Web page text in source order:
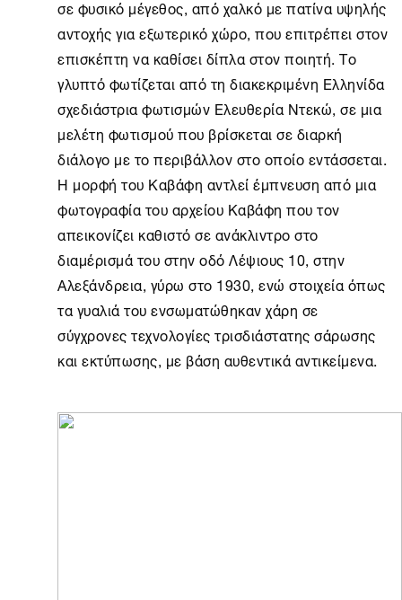
σε φυσικό μέγεθος, από χαλκό με πατίνα υψηλής
αντοχής για εξωτερικό χώρο, που επιτρέπει στον
επισκέπτη να καθίσει δίπλα στον ποιητή. Το
γλυπτό φωτίζεται από τη διακεκριμένη Ελληνίδα
σχεδιάστρια φωτισμών Ελευθερία Ντεκώ, σε μια
μελέτη φωτισμού που βρίσκεται σε διαρκή
διάλογο με το περιβάλλον στο οποίο εντάσσεται.
Η μορφή του Καβάφη αντλεί έμπνευση από μια
φωτογραφία του αρχείου Καβάφη που τον
απεικονίζει καθιστό σε ανάκλιντρο στο
διαμέρισμά του στην οδό Λέψιους 10, στην
Αλεξάνδρεια, γύρω στο 1930, ενώ στοιχεία όπως
τα γυαλιά του ενσωματώθηκαν χάρη σε
σύγχρονες τεχνολογίες τρισδιάστατης σάρωσης
και εκτύπωσης, με βάση αυθεντικά αντικείμενα.